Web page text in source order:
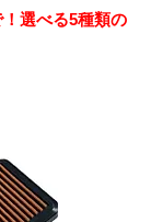
選べる5種類の